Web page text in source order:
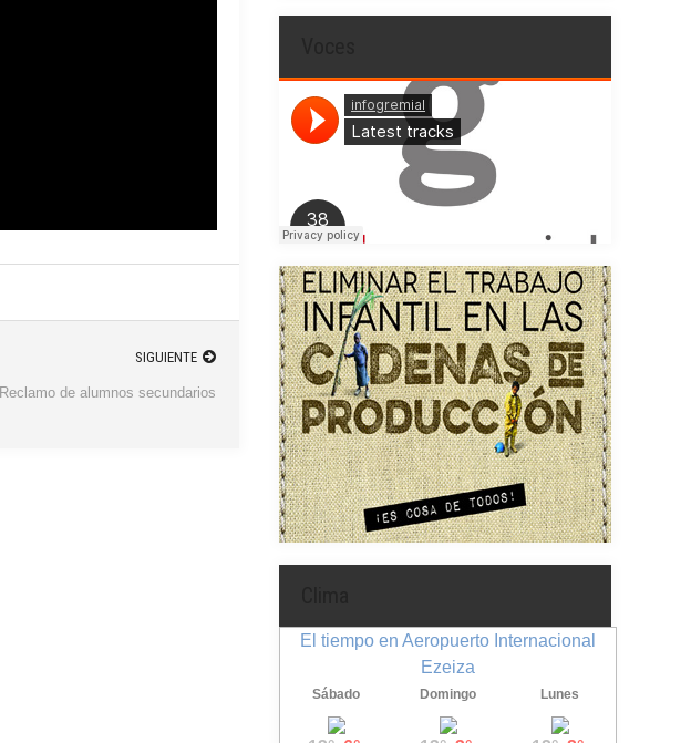
SIGUIENTE
Reclamo de alumnos secundarios
El tiempo en Aeropuerto Internacional
Ezeiza
Sábado Domingo Lunes